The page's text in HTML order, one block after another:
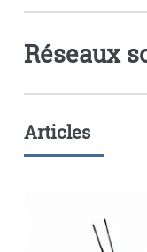
Réseaux
Articles